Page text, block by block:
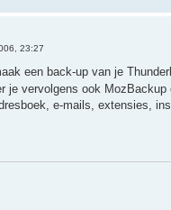
23:27
een back-up van je
je vervolgens ook
e-mails, extensies,